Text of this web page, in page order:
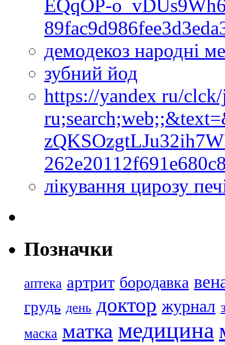
EQqOP-
демодекоз народні
зубний йод
https://yandex ru/
лікування цирозу
Позначки
аптека артрит бородавка
грудь день доктор журнал
маска матка медицина